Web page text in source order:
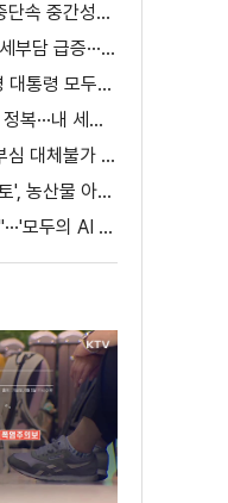
'26년 사이버성폭력 집중단속 중간성과 발표···향후 추진계획은?
40억 이상 초고가 주택 세부담 급증···실수요자 보호 강화
제34회 국무회의 이재명 대통령 모두발언
부동산 세제개편안 완전 정복···내 세금 어떻게 달라지나? [K-정책 사용법]
나라의 평화, 국민의 자부심 대체불가 대한민국 이재명 대통령 모두말씀
식약처, "'스테비아 토마토', 농산물 아닌 가공식품"
"AI 혜택, 모두가 누려야"···'모두의 AI 성장사다리' 출범